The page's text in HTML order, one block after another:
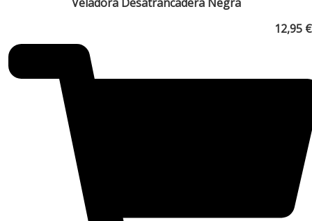
12,95 €